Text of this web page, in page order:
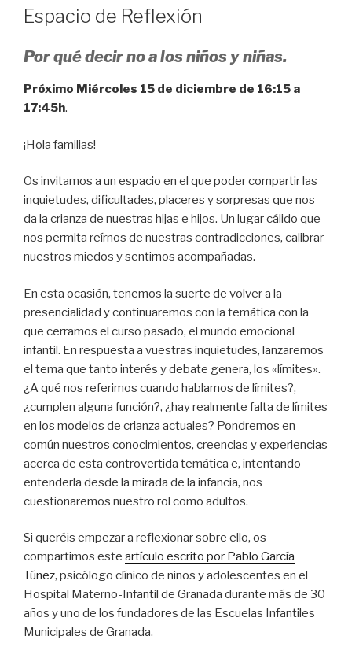
EL
Espacio de Reflexión
Por qué decir no a los niños y niñas.
Próximo Miércoles 15 de diciembre de 16:15 a
17:45h.
¡Hola familias!
Os invitamos a un espacio en el que poder compartir las
inquietudes, dificultades, placeres y sorpresas que nos
da la crianza de nuestras hijas e hijos. Un lugar cálido que
nos permita reírnos de nuestras contradicciones, calibrar
nuestros miedos y sentirnos acompañadas.
En esta ocasión, tenemos la suerte de volver a la
presencialidad y continuaremos con la temática con la
que cerramos el curso pasado, el mundo emocional
infantil. En respuesta a vuestras inquietudes, lanzaremos
el tema que tanto interés y debate genera, los «límites».
¿A qué nos referimos cuando hablamos de límites?,
¿cumplen alguna función?, ¿hay realmente falta de límites
en los modelos de crianza actuales? Pondremos en
común nuestros conocimientos, creencias y experiencias
acerca de esta controvertida temática e, intentando
entenderla desde la mirada de la infancia, nos
cuestionaremos nuestro rol como adultos.
Si queréis empezar a reflexionar sobre ello, os
compartimos este artículo escrito por Pablo García
Túnez, psicólogo clínico de niños y adolescentes en el
Hospital Materno-Infantil de Granada durante más de 30
años y uno de los fundadores de las Escuelas Infantiles
Municipales de Granada.